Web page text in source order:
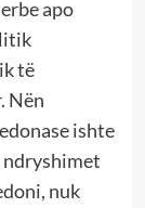
apo
të
Nën
ishte
ndryshimet
nuk